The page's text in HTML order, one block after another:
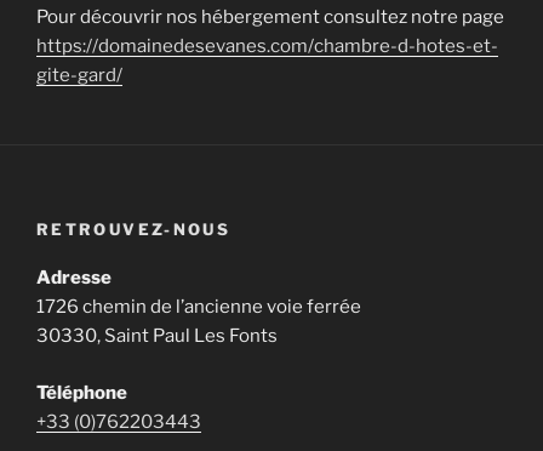
Pour découvrir nos hébergement consultez notre page
https://domainedesevanes.com/chambre-d-hotes-et-
gite-gard/
RETROUVEZ-NOUS
Adresse
1726 chemin de l’ancienne voie ferrée
30330, Saint Paul Les Fonts
Téléphone
+33 (0)762203443